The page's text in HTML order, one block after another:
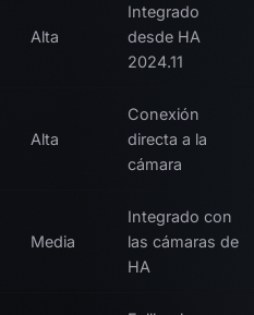
Alta
Integrado
desde HA
2024.11
Alta
Conexión
directa a la
cámara
Media
Integrado con
las cámaras de
HA